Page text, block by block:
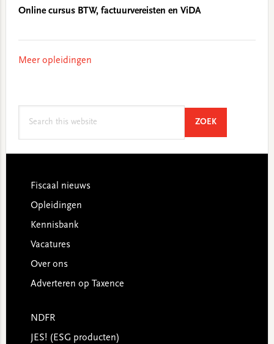
Online cursus BTW, factuurvereisten en ViDA
Meer opleidingen
ZOEKSEARCH
Footer
Fiscaal nieuws
Opleidingen
Kennisbank
Vacatures
Over ons
Adverteren op Taxence
NDFR
JES! (ESG producten)